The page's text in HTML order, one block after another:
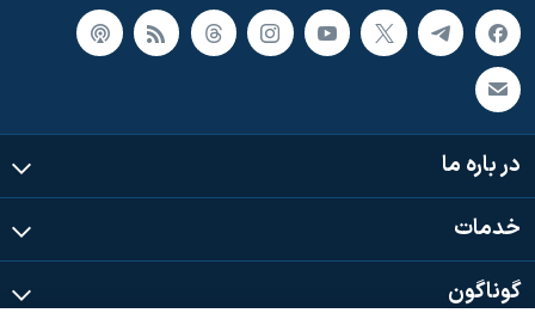
در باره ما
خدمات
گوناگون